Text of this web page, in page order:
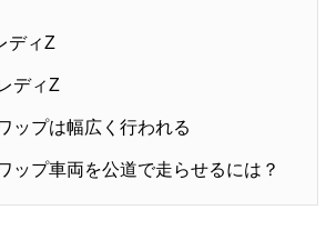
ディZ
ディZ
ップは幅広く行われる
ップ車両を公道で走らせるには？